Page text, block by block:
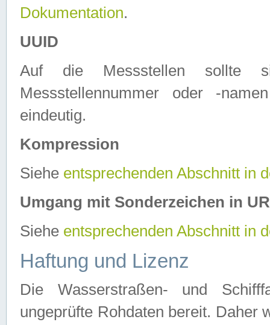
Dokumentation.
UUID
Auf die Messstellen sollte
Messstellennummer oder -
eindeutig.
Kompression
Siehe entsprechenden Abschnitt in
Umgang mit Sonderzeichen in
Siehe entsprechenden Abschnitt in
Haftung und Lizenz
Die Wasserstraßen- und
ungeprüfte Rohdaten bereit. Daher